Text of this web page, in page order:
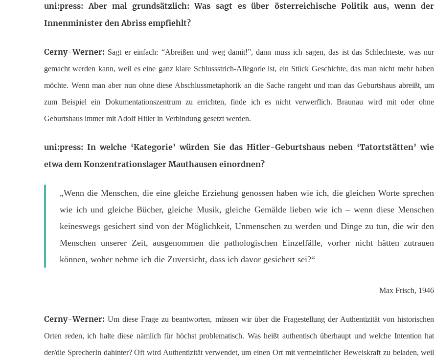
uni:press: Aber mal grundsätzlich: Was sagt es über österreichische Politik aus, wenn der
Innenminister den Abriss empfiehlt?
Cerny-Werner: Sagt er einfach: “Abreißen und weg damit!”, dann muss ich sagen, das ist das Schlechteste, was nur
gemacht werden kann, weil es eine ganz klare Schlussstrich-Allegorie ist, ein Stück Geschichte, das man nicht mehr haben
möchte. Wenn man aber nun ohne diese Abschlussmetaphorik an die Sache rangeht und man das Geburtshaus abreißt, um
zum Beispiel ein Dokumentationszentrum zu errichten, finde ich es nicht verwerflich. Braunau wird mit oder ohne
Geburtshaus immer mit Adolf Hitler in Verbindung gesetzt werden.
uni:press: In welche ‘Kategorie’ würden Sie das Hitler-Geburtshaus neben ‘Tatortstätten’ wie
etwa dem Konzentrationslager Mauthausen einordnen?
„Wenn die Menschen, die eine gleiche Erziehung genossen haben wie ich, die gleichen Worte sprechen
wie ich und gleiche Bücher, gleiche Musik, gleiche Gemälde lieben wie ich – wenn diese Menschen
keineswegs gesichert sind von der Möglichkeit, Unmenschen zu werden und Dinge zu tun, die wir den
Menschen unserer Zeit, ausgenommen die pathologischen Einzelfälle, vorher nicht hätten zutrauen
können, woher nehme ich die Zuversicht, dass ich davor gesichert sei?“
Max Frisch, 1946
Cerny-Werner:Um diese Frage zu beantworten, müssen wir über die Fragestellung der Authentizität von historischen
Orten reden, ich halte diese nämlich für höchst problematisch. Was heißt authentisch überhaupt und welche Intention hat
der/die SprecherIn dahinter? Oft wird Authentizität verwendet, um einen Ort mit vermeintlicher Beweiskraft zu beladen, weil